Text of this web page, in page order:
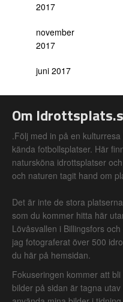
2017
november
2017
juni 2017
Om
.Följ med in på en
kända fotbollsplatser. Här
natursköna idrottsplatser
och naturen tagit hand om
Det är inte de stora
som du kommer hitta här
Lövåsvallen i Billingsfors
jag fotograferat över 500
du här på hemsidan.
Fokuseringen kommer att
bilder på sidan är tagna